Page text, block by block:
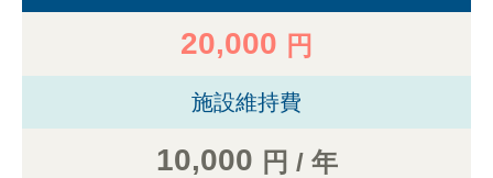
20,000 円
施設維持費
10,000 円 / 年